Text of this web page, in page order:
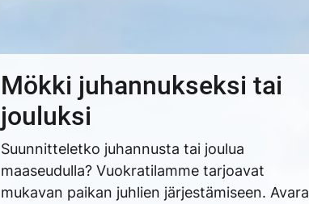
Mökki juhannukseksi tai
jouluksi
Suunnitteletko juhannusta tai joulua
maaseudulla? Vuokratilamme tarjoavat
mukavan paikan juhlien järjestämiseen. Avara